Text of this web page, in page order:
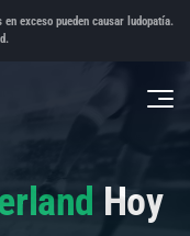
exceso pueden causar ludopatía.
Hoy